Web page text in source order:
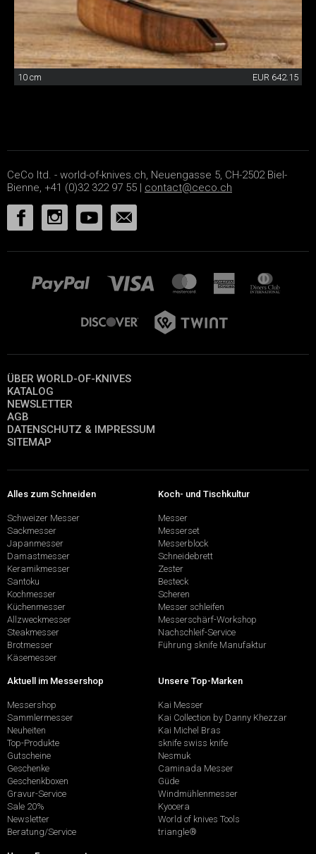
10 cm EUR 642.15
CeCo ltd. - world-of-knives.ch, Neuengasse 5, CH-2502 Biel-
Bienne, +41 (0)32 322 97 55 | contact@ceco.ch
ÜBER WORLD-OF-KNIVES
KATALOG
NEWSLETTER
AGB
DATENSCHUTZ & IMPRESSUM
SITEMAP
Alles zum Schneiden
Schweizer Messer
Sackmesser
Japanmesser
Damastmesser
Keramikmesser
Santoku
Kochmesser
Küchenmesser
Allzweckmesser
Steakmesser
Brotmesser
Käsemesser
Koch- und Tischkultur
Messer
Messerset
Messerblock
Schneidebrett
Zester
Besteck
Scheren
Messer schleifen
Messerschärf-Workshop
Nachschleif-Service
Führung sknife Manufaktur
Aktuell im Messershop
Messershop
Sammlermesser
Neuheiten
Top-Produkte
Gutscheine
Geschenke
Geschenkboxen
Gravur-Service
Sale 20%
Newsletter
Beratung/Service
Unsere Top-Marken
Kai Messer
Kai Collection by Danny Khezzar
Kai Michel Bras
sknife swiss knife
Nesmuk
Caminada Messer
Güde
Windmühlenmesser
Kyocera
World of knives Tools
triangle®